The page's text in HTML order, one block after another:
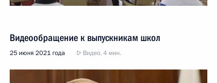
Видеообращение к выпускникам школ
25 июня 2021 года Видео, 4 мин.